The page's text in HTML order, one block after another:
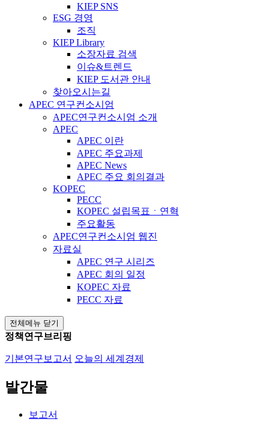
KIEP SNS
ESG 경영
조직
KIEP Library
소장자료 검색
이슈&트렌드
KIEP 도서관 안내
찾아오시는길
APEC 연구컨소시엄
APEC연구컨소시엄 소개
APEC
APEC 이란
APEC 주요과제
APEC News
APEC 주요 회의결과
KOPEC
PECC
KOPEC 설립목표ㆍ연혁
주요활동
APEC연구컨소시엄 웹진
자료실
APEC 연구 시리즈
APEC 회의 일정
KOPEC 자료
PECC 자료
전체메뉴 닫기
정책연구브리핑
기본연구보고서 오늘의 세계경제
발간물
보고서